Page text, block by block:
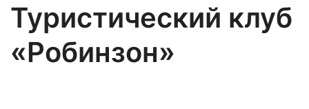
Туристический клуб
«Робинзон»